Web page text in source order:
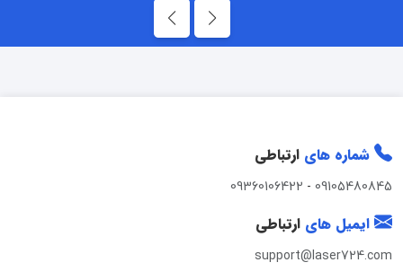
شماره های ارتباطی
09105480845
-
09360106422
ایمیل های ارتباطی
support@laser724.com